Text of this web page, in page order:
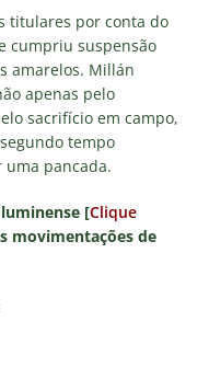
titulares por conta do
cumpriu suspensão
amarelos. Millán
apenas pelo
sacrifício em campo,
tempo
pancada.
[Clique
movimentações de